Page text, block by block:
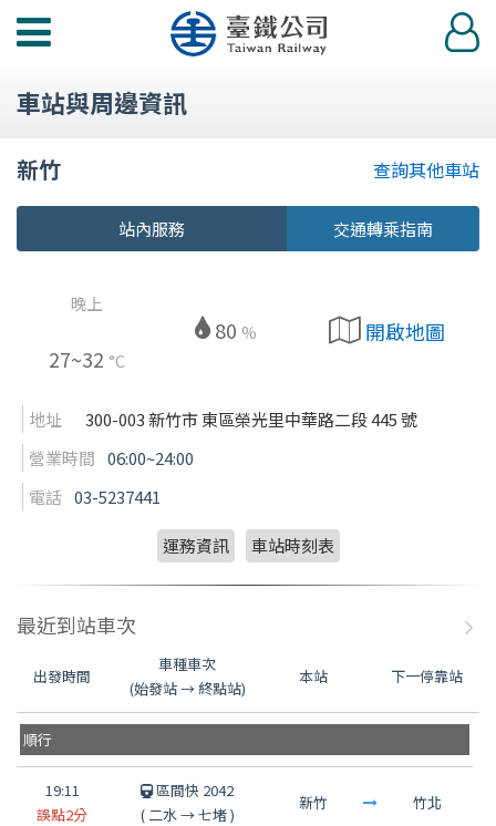
功
選
登
入
車站與周邊資訊
新竹 查詢其他車站
站內服務 交通轉乘指南
晚上
27~32 °C
80 % 開啟地圖
地址
300-003 新竹市 東區榮光里中華路二段 445 號
營業時間 06:00~24:00
電話 03-5237441
運務資訊 車站時刻表
最近到站車次
出發時間
車種車次
(始發站 → 終點站)
本站 下一停靠站
順行
19:11
誤點2分
區間快 2042
( 二水→七堵)
新竹 竹北